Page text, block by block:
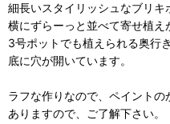
細長いスタイリッシュなブリキ
横にずらーっと並べて寄せ植え
3号ポットでも植えられる奥行
底に穴が開いています。
ラフな作りなので、ペイント
ありますので、ご了解下さい。